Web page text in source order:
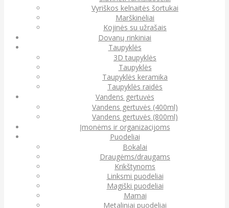
Vyriškos kelnaitės šortukai
Marškinėliai
Kojinės su užrašais
Dovanų rinkiniai
Taupyklės
3D taupyklės
Taupyklės
Taupyklės keramika
Taupyklės raidės
Vandens gertuvės
Vandens gertuvės (400ml)
Vandens gertuvės (800ml)
Įmonėms ir organizacijoms
Puodeliai
Bokalai
Draugėms/draugams
Krikštynoms
Linksmi puodeliai
Magiški puodeliai
Mamai
Metaliniai puodeliai